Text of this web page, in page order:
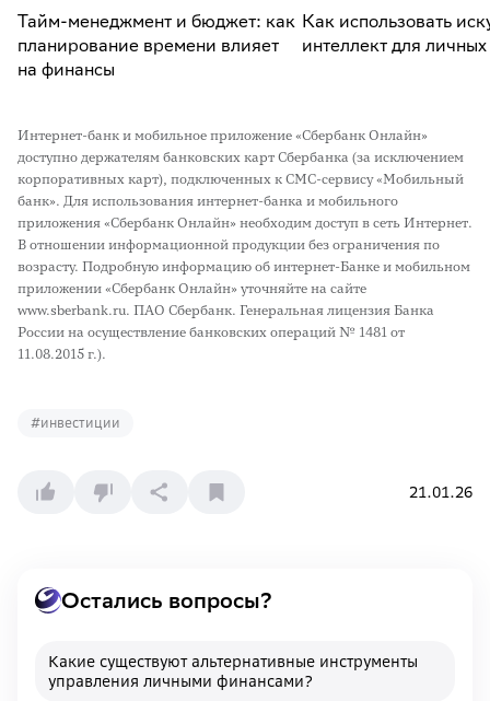
Тайм-менеджмент и бюджет: как
планирование времени влияет
на финансы
Как использовать
интеллект для
Интернет-банк и мобильное приложение «Сбербанк Онлайн»
доступно держателям банковских карт Сбербанка (за исключением
корпоративных карт), подключенных к СМС-сервису «Мобильный
банк». Для использования интернет-банка и мобильного
приложения «Сбербанк Онлайн» необходим доступ в сеть Интернет.
В отношении информационной продукции без ограничения по
возрасту. Подробную информацию об интернет-Банке и мобильном
приложении «Сбербанк Онлайн» уточняйте на сайте
www.sberbank.ru. ПАО Сбербанк. Генеральная лицензия Банка
России на осуществление банковских операций № 1481 от
11.08.2015 г.).
#инвестиции
21.01.26
Остались вопросы?
Какие существуют альтернативные инструменты
управления личными финансами?